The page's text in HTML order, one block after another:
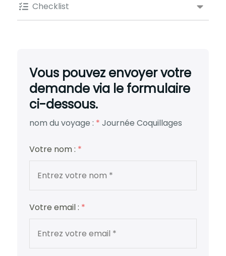
Checklist
Vous pouvez envoyer votre
demande via le formulaire
ci-dessous.
nom du voyage : * Journée Coquillages
Votre nom : *
Votre email : *